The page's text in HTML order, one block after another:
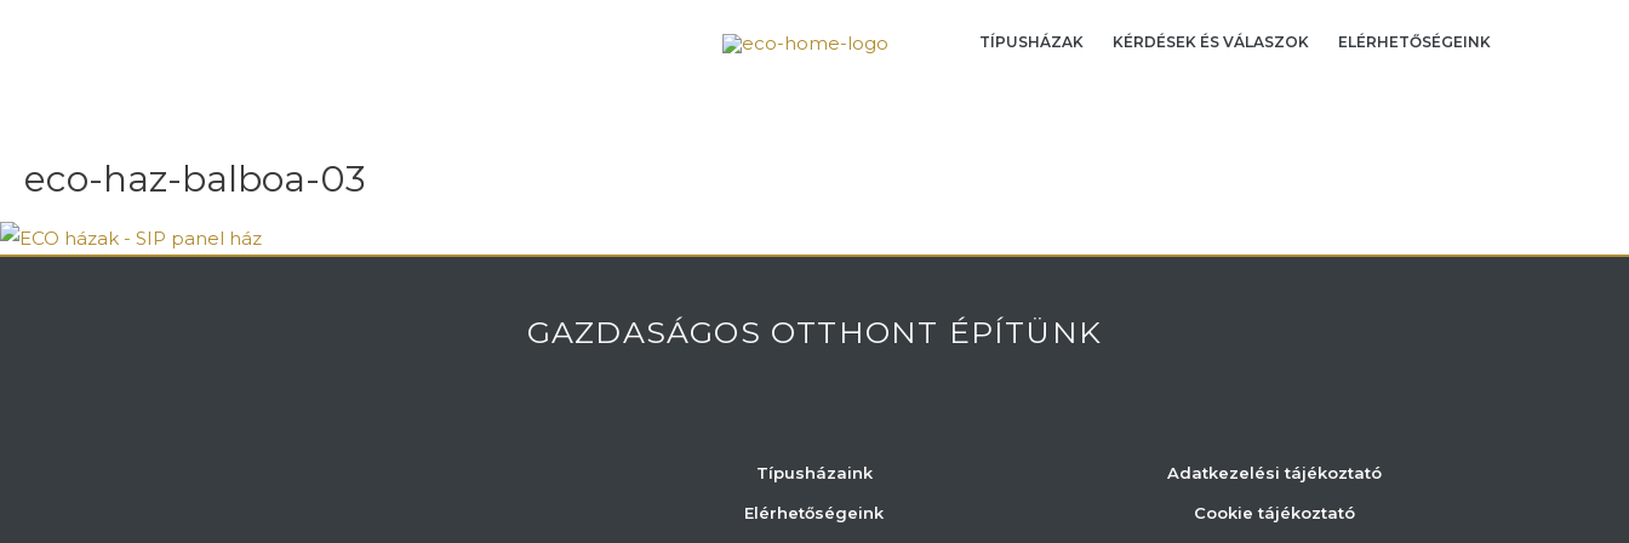
TÍPUSHÁZAK KÉRDÉSEK ÉS VÁLASZOK ELÉRHETŐSÉGEINK
eco-haz-balboa-03
GAZDASÁGOS OTTHONT ÉPÍTÜNK
Típusházaink
Elérhetőségeink
Adatkezelési tájékoztató
Cookie tájékoztató